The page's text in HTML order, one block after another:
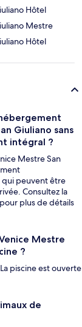
Hôtel
Mestre
Hôtel
Giuliano sans
intégral ?
Mestre San
qui peuvent être
Consultez la
plus de détails
Mestre
?
piscine est ouverte
de